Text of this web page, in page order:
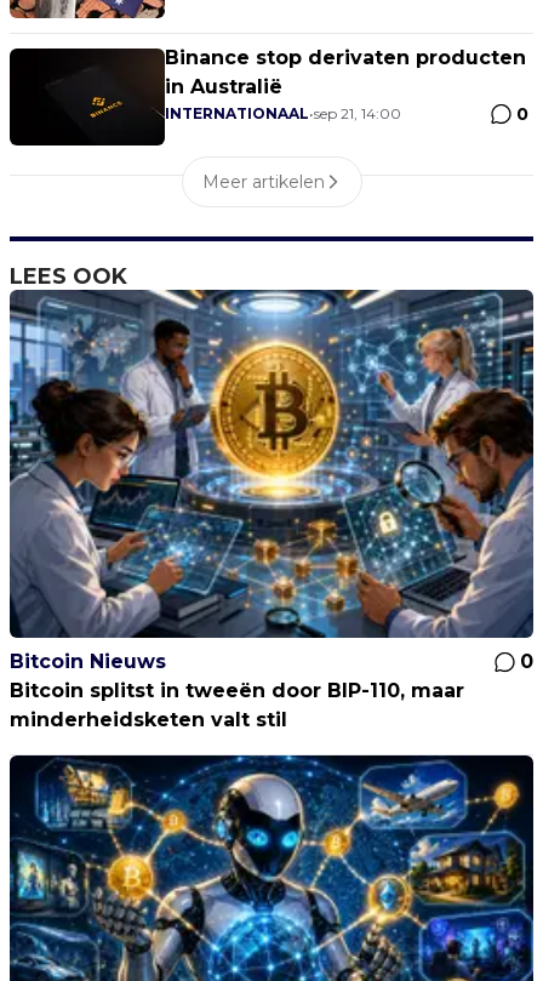
Binance stop derivaten producten
in Australië
INTERNATIONAAL•sep 21, 14:00 0
Meer artikelen
LEES OOK
Bitcoin Nieuws
0
Bitcoin splitst in tweeën door BIP-110, maar
minderheidsketen valt stil